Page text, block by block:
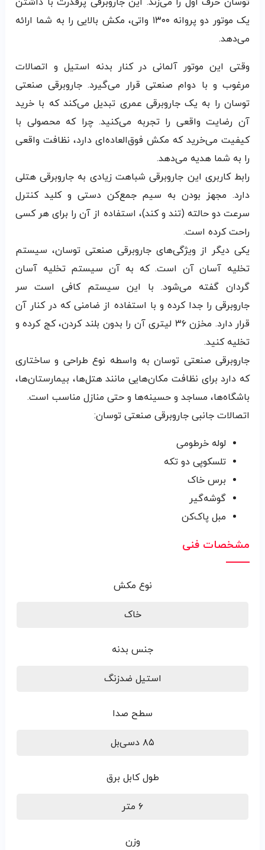
یک موتور دو پروانه ۱۳۰۰ واتی، مکش بالایی را به شما ارائه
می‌دهد.
وقتی این موتور آلمانی در کنار بدنه استیل و اتصالات
مرغوب و با دوام صنعتی قرار می‌گیرد. جاروبرقی صنعتی
توسان را به یک جاروبرقی عمری تبدیل می‌کند که با خرید
آن رضایت واقعی را تجربه می‌کنید. چرا که محصولی با
کیفیت می‌خرید که مکش فوق‌العاده‌ای دارد، نظافت واقعی
را به شما هدیه می‌دهد.
رابط کاربری این جاروبرقی شباهت زیادی به جاروبرقی هتلی
دارد. مجهز بودن به سیم جمع‌کن دستی و کلید کنترل
سرعت دو حالته (تند و کند)، استفاده از آن را برای هر کسی
راحت کرده است.
یکی دیگر از ویژگی‌های جاروبرقی صنعتی توسان، سیستم
تخلیه آسان آن است. که به آن سیستم تخلیه آسان
گردان گفته می‌شود. با این سیستم کافی است سر
جاروبرقی را جدا کرده و با استفاده از ضامنی که در کنار آن
قرار دارد. مخزن ۳۶ لیتری آن را بدون بلند کردن، کج کرده و
تخلیه کنید.
جاروبرقی صنعتی توسان به واسطه نوع طراحی و ساختاری
که دارد برای نظافت مکان‌هایی مانند هتل‌ها، بیمارستان‌ها،
باشگاه‌ها، مساجد و حسینه‌ها و حتی منازل مناسب است.
اتصالات جانبی جاروبرقی صنعتی توسان:
لوله خرطومی
تلسکوپی دو تکه
برس خاک
گوشه‌گیر
مبل پاک‌کن
مشخصات فنی
نوع مکش
خاک
جنس بدنه
استیل ضدزنگ
سطح صدا
۸۵ دسی‌بل
طول کابل برق
۶ متر
وزن